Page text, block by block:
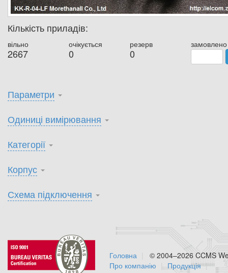
Кількість приладів:
вільно
2667
очікується
0
резерв
0
замовлено
Параметри
Одиниці вимірювання
Категорії
Корпус
Схема підключення
© 2004–2026 CCMS
Головна
Про компанію
Продукція